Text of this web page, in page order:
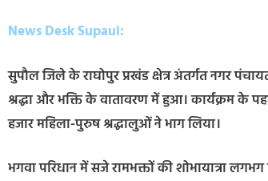
News Desk Supaul:
सुपौल जिले के राघोपुर प्रखंड क्षेत्र अंतर्गत नगर
श्रद्धा और भक्ति के वातावरण में हुआ। कार्यक्रम के
हजार महिला-पुरुष श्रद्धालुओं ने भाग लिया।
भगवा परिधान में सजे रामभक्तों की शोभायात्रा